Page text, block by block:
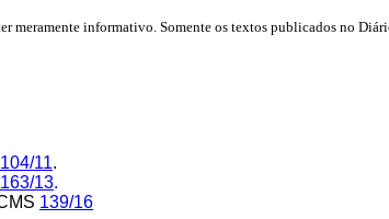
meramente informativo. Somente os textos publicados no
104/11.
163/13.
139/16